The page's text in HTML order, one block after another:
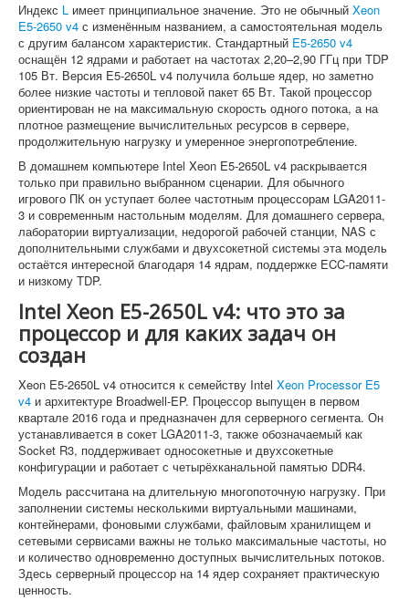
Индекс L имеет принципиальное значение. Это не обычный Xeon
E5-2650 v4 с изменённым названием, а самостоятельная модель
с другим балансом характеристик. Стандартный E5-2650 v4
оснащён 12 ядрами и работает на частотах 2,20–2,90 ГГц при TDP
105 Вт. Версия E5-2650L v4 получила больше ядер, но заметно
более низкие частоты и тепловой пакет 65 Вт. Такой процессор
ориентирован не на максимальную скорость одного потока, а на
плотное размещение вычислительных ресурсов в сервере,
продолжительную нагрузку и умеренное энергопотребление.
В домашнем компьютере Intel Xeon E5-2650L v4 раскрывается
только при правильно выбранном сценарии. Для обычного
игрового ПК он уступает более частотным процессорам LGA2011-
3 и современным настольным моделям. Для домашнего сервера,
лаборатории виртуализации, недорогой рабочей станции, NAS с
дополнительными службами и двухсокетной системы эта модель
остаётся интересной благодаря 14 ядрам, поддержке ECC-памяти
и низкому TDP.
Intel Xeon E5-2650L v4: что это за
процессор и для каких задач он
создан
Xeon E5-2650L v4 относится к семейству Intel Xeon Processor E5
v4 и архитектуре Broadwell-EP. Процессор выпущен в первом
квартале 2016 года и предназначен для серверного сегмента. Он
устанавливается в сокет LGA2011-3, также обозначаемый как
Socket R3, поддерживает односокетные и двухсокетные
конфигурации и работает с четырёхканальной памятью DDR4.
Модель рассчитана на длительную многопоточную нагрузку. При
заполнении системы несколькими виртуальными машинами,
контейнерами, фоновыми службами, файловым хранилищем и
сетевыми сервисами важны не только максимальные частоты, но
и количество одновременно доступных вычислительных потоков.
Здесь серверный процессор на 14 ядер сохраняет практическую
ценность.